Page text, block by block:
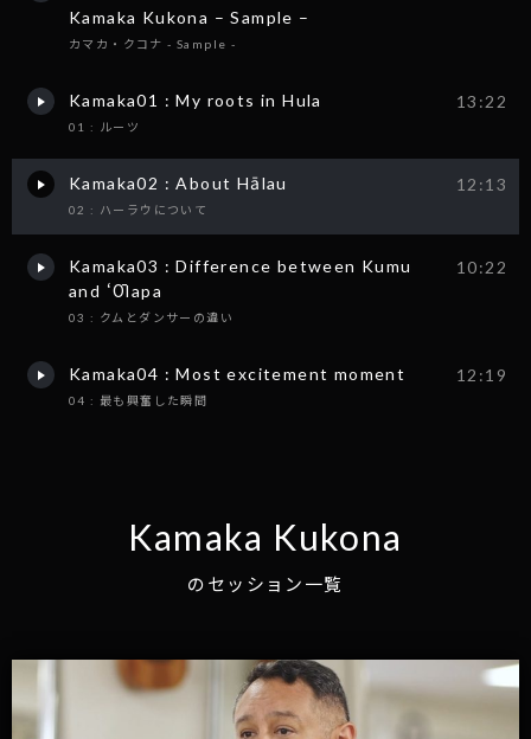
Kamaka Kukona – Sample –
カマカ・クコナ - Sample -
Kamaka01 : My roots in Hula
01 : ルーツ
13:22
Kamaka02 : About Hālau
02 : ハーラウについて
12:13
Kamaka03 : Difference between Kumu
and ʻŌlapa
03 : クムとダンサーの違い
10:22
Kamaka04 : Most excitement moment
04 : 最も興奮した瞬間
12:19
Kamaka Kukona
のセッション一覧